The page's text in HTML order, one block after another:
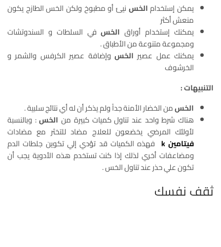
يمكن إستخدامالخس نيئ أو مطبوخ ولكن الخس الطازج يكون
منعش أكثر
يمكنك إستخدام أوراق الخسفي السلطات و السندوتشات
ومجموعة متنوعة من الأطباق .
يمكنك عمل عصير الخس وإضافة عصير الكرفس والشمر و
الخرشوف
التنبيهات :
الخسمن الخضار الأمنة جداً ولم يذكر أن له أي نتائج سلبية .
هناك شرط واحد عند تناول كميات كبيرة منالخس: وبالنسبة
لأولئك المرضي يخضعون للعلاج مضاد للتخثر مع مضادات
فيتامين k
فهذه الكميات قد تؤدي إلي تكوين جلطات الدم
ومضاعفات أخري لذلك إذا كنت تستخدم هذه الأدوية يجب أن
تكون علي حذر عند تناول الخس .
ثقف نفسك